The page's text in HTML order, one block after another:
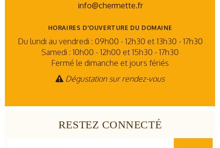
info@chermette.fr
HORAIRES D'OUVERTURE DU DOMAINE
Du lundi au vendredi : 09h00 - 12h30 et 13h30 - 17h30
Samedi : 10h00 - 12h00 et 15h30 - 17h30
Fermé le dimanche et jours fériés
Dégustation sur rendez-vous
RESTEZ CONNECTÉ